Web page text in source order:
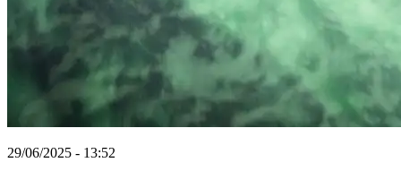
29/06/2025 - 13:52